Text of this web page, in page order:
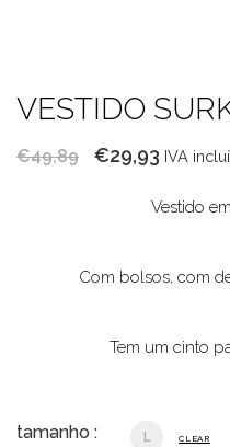
VESTIDO
€49,89
O
original
€49,89.
€29,93 O
atual
€29,93.
IVA
Vestido
Com bolsos, com
Tem um cinto
tamanho : L CLEAR